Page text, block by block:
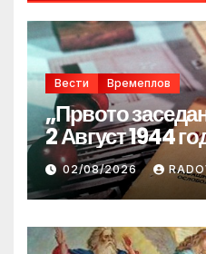
Вести Времеплов
„Првото
2 Август 1944
02/08/2026